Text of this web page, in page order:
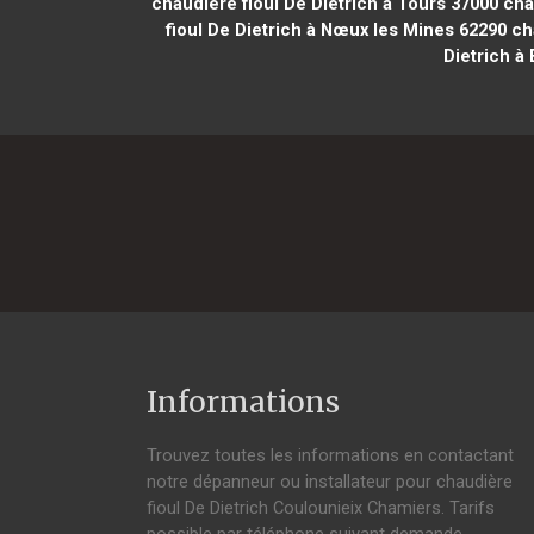
fioul De Dietrich à Nœux les Mines 62290
Dietrich à
Informations
Trouvez toutes les informations en contactant
notre dépanneur ou installateur pour chaudière
fioul De Dietrich Coulounieix Chamiers. Tarifs